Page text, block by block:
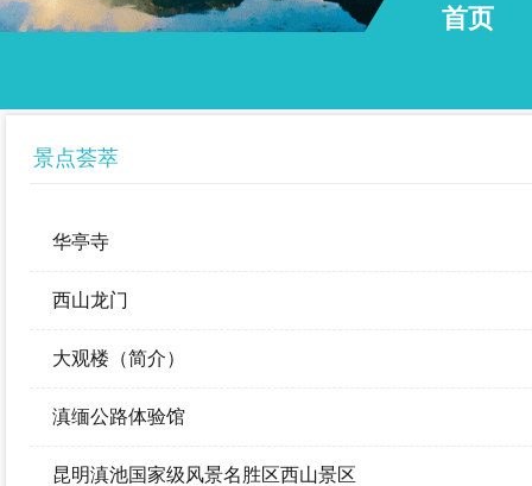
首页
景点荟萃
华亭寺
西山龙门
大观楼（简介）
滇缅公路体验馆
昆明滇池国家级风景名胜区西山景区